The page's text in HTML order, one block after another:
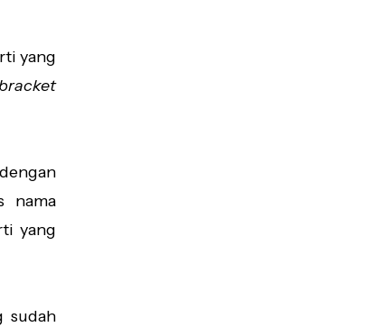
yang
nama
yang
sudah